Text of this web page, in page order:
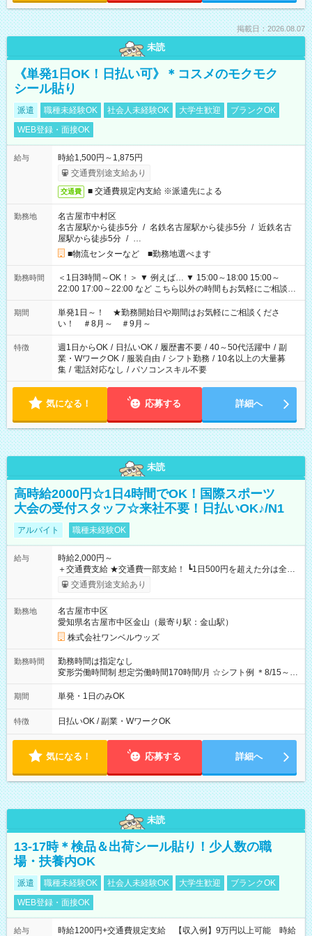
掲載日：2026.08.07
未読
《単発1日OK！日払い可》＊コスメのモクモク
シール貼り
派遣 職種未経験OK 社会人未経験OK 大学生歓迎
ブランクOK
WEB登録・面接OK
給与
時給1,500円～1,875円
交通費別途支給あり
交通費 ■ 交通費規定内支給 ※派遣先による
勤務地
名古屋市中村区
名古屋駅から徒歩5分 / 名鉄名古屋駅から徒歩5分 / 近鉄名古
屋駅から徒歩5分 / …
■物流センターなど ■勤務地選べます
勤務時間
＜1日3時間～OK！＞ ▼ 例えば… ▼ 15:00～18:00 15:00～
22:00 17:00～22:00 など こちら以外の時間もお気軽にご相談く
ださい！
期間
単発1日～！ ★勤務開始日や期間はお気軽にご相談くださ
い！ ＃8月～ ＃9月～
特徴 週1日からOK / 日払いOK / 履歴書不要 / 40～50代活躍中 / 副
業・WワークOK / 服装自由 / シフト勤務 / 10名以上の大量募
集 / 電話対応なし / パソコンスキル不要
気になる！ 応募する 詳細へ
未読
高時給2000円☆1日4時間でOK！国際スポーツ
大会の受付スタッフ☆来社不要！日払いOK♪/N1
アルバイト 職種未経験OK
給与
時給2,000円～
＋交通費支給 ★交通費一部支給！ ┗1日500円を超えた分は全額
支給！ ※往復500円以内の方は自己負担となります ★日払い
OK！（規定あり） ┗働いたその日に現金GET♪ お仕事後はコン
期間なし
交通費別途支給あり
勤務地
名古屋市中区
愛知県名古屋市中区金山（最寄り駅：金山駅）
株式会社ワンベルウッズ
勤務時間
勤務時間は指定なし
変形労働時間制 想定労働時間170時間/月 ☆シフト例 ＊8/15～
10/26 全日共通 08：00～12：00 17：00～21：00 ＊8/31
～9/19のみ下記シフトもあります！ 12：00～16：00 ＊9/6～
00
期間 単発・1日のみOK
特徴 日払いOK / 副業・WワークOK
気になる！ 応募する 詳細へ
未読
13-17時＊検品＆出荷シール貼り！少人数の職
場・扶養内OK
派遣 職種未経験OK 社会人未経験OK 大学生歓迎
ブランクOK
WEB登録・面接OK
給与 時給1200円+交通費規定支給 【収入例】9万円以上可能 時給